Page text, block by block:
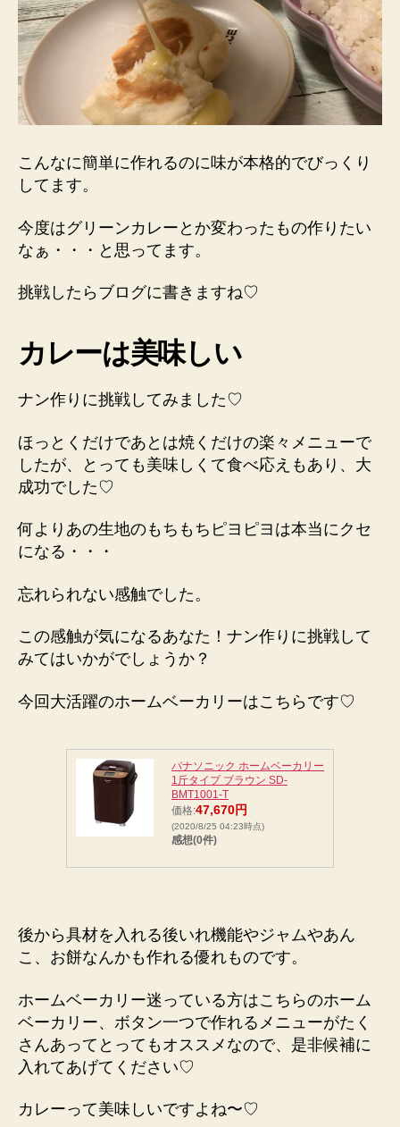
こんなに簡単に作れるのに味が本格的でびっくり
してます。
今度はグリーンカレーとか変わったもの作りたい
なぁ・・・と思ってます。
挑戦したらブログに書きますね♡
カレーは美味しい
ナン作りに挑戦してみました♡
ほっとくだけであとは焼くだけの楽々メニューで
したが、とっても美味しくて食べ応えもあり、大
成功でした♡
何よりあの生地のもちもちピヨピヨは本当にクセ
になる・・・
忘れられない感触でした。
この感触が気になるあなた！ナン作りに挑戦して
みてはいかがでしょうか？
今回大活躍のホームベーカリーはこちらです♡
パナソニック ホームベーカリー
1斤タイプ ブラウン SD-
BMT1001-T
価格:47,670円
(2020/8/25 04:23時点)
感想(0件)
後から具材を入れる後いれ機能やジャムやあん
こ、お餅なんかも作れる優れものです。
ホームベーカリー迷っている方はこちらのホーム
ベーカリー、ボタン一つで作れるメニューがたく
さんあってとってもオススメなので、是非候補に
入れてあげてください♡
カレーって美味しいですよね〜♡